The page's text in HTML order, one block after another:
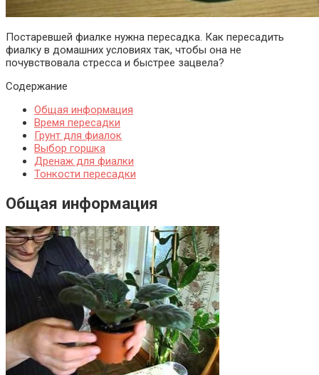
Постаревшей фиалке нужна пересадка. Как пересадить
фиалку в домашних условиях так, чтобы она не
почувствовала стресса и быстрее зацвела?
Содержание
Общая информация
Время пересадки
Грунт для фиалок
Выбор горшка
Дренаж для фиалки
Тонкости пересадки
Общая информация